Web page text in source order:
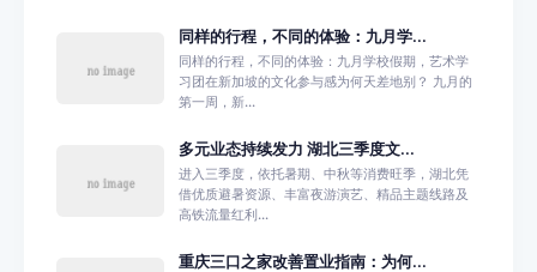
同样的行程，不同的体验：九月学...
同样的行程，不同的体验：九月学校假期，艺术学
习团在新加坡的文化参与感为何天差地别？ 九月的
第一周，新...
多元业态持续发力 湖北三季度文...
进入三季度，依托暑期、中秋等消费旺季，湖北凭
借优质避暑资源、丰富夜游演艺、精品主题线路及
高铁流量红利...
重庆三口之家改善置业指南：为何...